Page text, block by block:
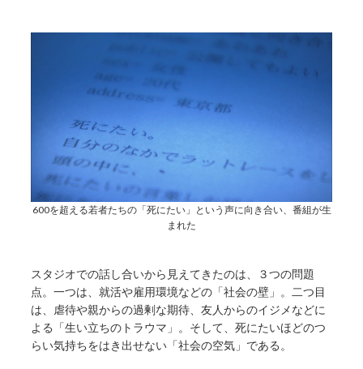
600を超える若者たちの「死にたい」という声に向き合い、番組が生
まれた
スタジオでの話し合いから見えてきたのは、３つの問題
点。一つは、就活や雇用環境などの「社会の壁」。二つ目
は、虐待や親からの過剰な期待、友人からのイジメなどに
よる「生い立ちのトラウマ」。そして、死にたいほどのつ
らい気持ちをはき出せない「社会の空気」である。